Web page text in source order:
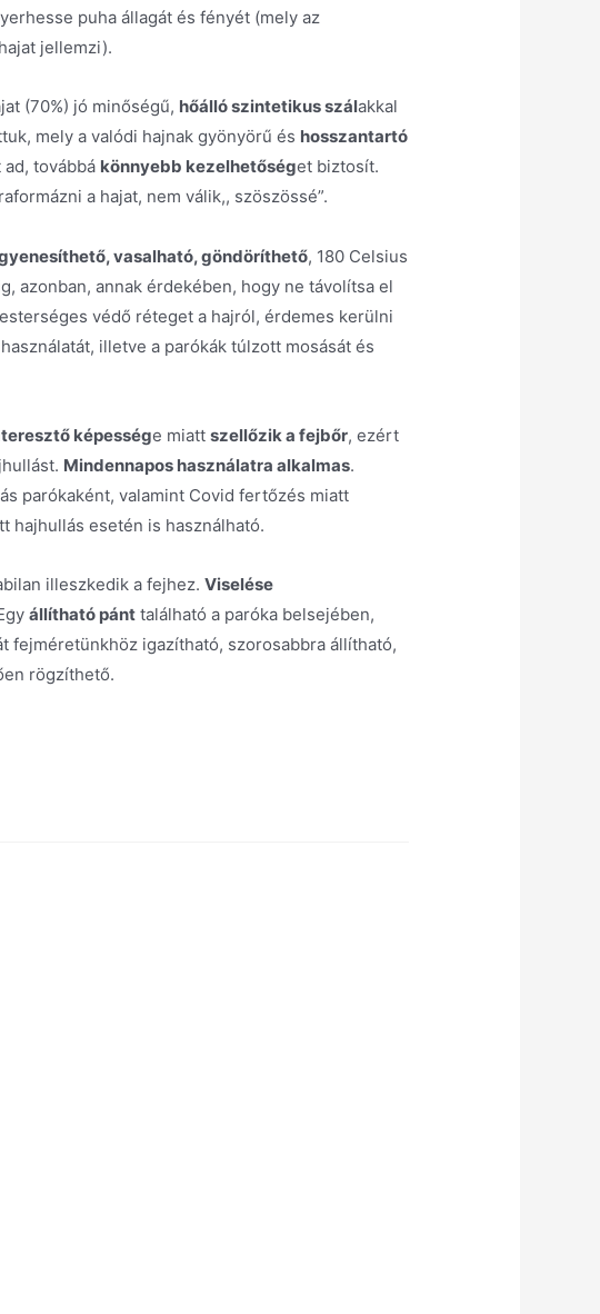
puha állagát és fényét (mely az
jellemzi).
(70%) jó minőségű, hőálló szintetikus szálakkal
mely a valódi hajnak gyönyörű és hosszantartó
ad, továbbá könnyebb kezelhetőséget biztosít.
a hajat, nem válik,, szöszössé”.
vasalható, göndöríthető, 180 Celsius
azonban, annak érdekében, hogy ne távolítsa el
védő réteget a hajról, érdemes kerülni
illetve a parókák túlzott mosását és
képessége miatt szellőzik a fejbőr, ezért
Mindennapos használatra alkalmas.
parókaként, valamint Covid fertőzés miatt
hajhullás esetén is használható.
illeszkedik a fejhez. Viselése
állítható pánt található a paróka belsejében,
fejméretünkhöz igazítható, szorosabbra állítható,
rögzíthető.